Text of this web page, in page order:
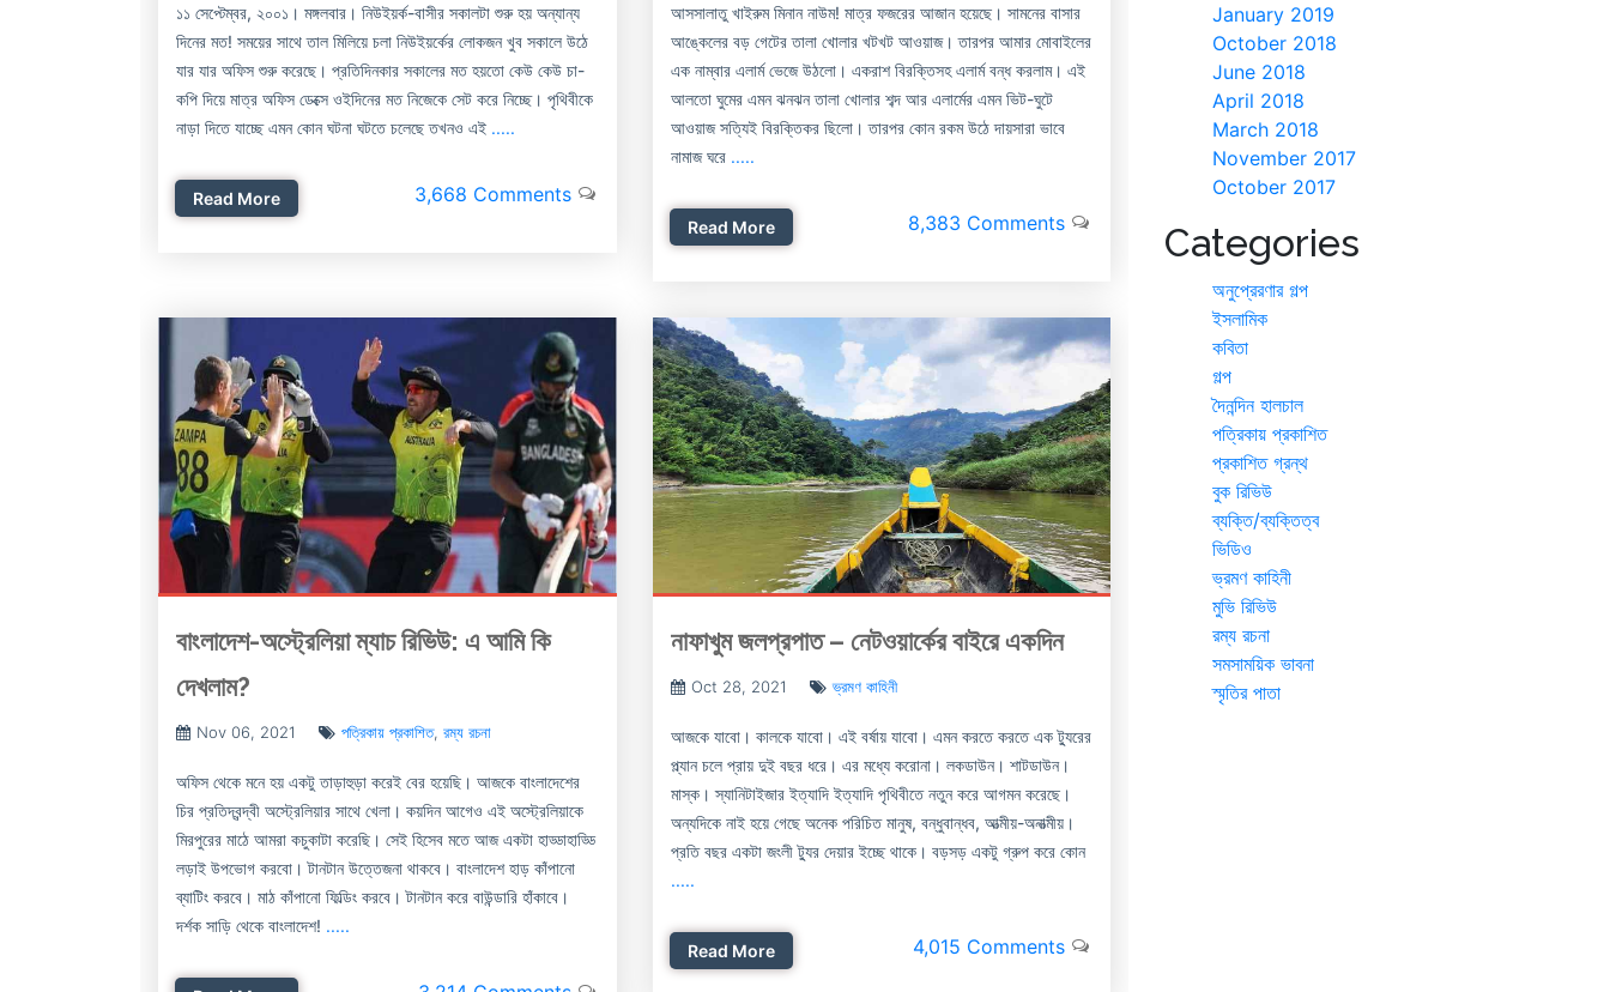
১১ সেপ্টেম্বর, ২০০১। মঙ্গলবার। নিউইয়র্ক-বাসীর সকালটা শুরু হয় অন্যান্য
দিনের মত! সময়ের সাথে তাল মিলিয়ে চলা নিউইয়র্কের লোকজন খুব সকালে উঠে
যার যার অফিস শুরু করেছে। প্রতিদিনকার সকালের মত হয়তো কেউ কেউ চা-
কপি দিয়ে মাত্র অফিস ডেক্সে ওইদিনের মত নিজেকে সেট করে নিচ্ছে। পৃথিবীকে
নাড়া দিতে যাচ্ছে এমন কোন ঘটনা ঘটতে চলেছে তখনও এই .....
Read More 3,668 Comments
আসসালাতু খাইরুম মিনান নাউম! মাত্র ফজরের আজান হয়েছে। সামনের বাসার
আঙ্কেলের বড় গেটের তালা খোলার খটখট আওয়াজ। তারপর আমার মোবাইলের
এক নাম্বার এলার্ম ভেজে উঠলো। একরাশ বিরক্তিসহ এলার্ম বন্ধ করলাম। এই
আলতো ঘুমের এমন ঝনঝন তালা খোলার শব্দ আর এলার্মের এমন ভিট-ঘুটে
আওয়াজ সত্যিই বিরক্তিকর ছিলো। তারপর কোন রকম উঠে দায়সারা ভাবে
নামাজ ঘরে .....
Read More 8,383 Comments
বাংলাদেশ-অস্ট্রেলিয়া ম্যাচ রিভিউ: এ আমি কি
দেখলাম?
Nov 06, 2021 পত্রিকায় প্রকাশিত, রম্য রচনা
অফিস থেকে মনে হয় একটু তাড়াহুড়া করেই বের হয়েছি। আজকে বাংলাদেশের
চির প্রতিদ্বন্দ্বী অস্ট্রেলিয়ার সাথে খেলা। কয়দিন আগেও এই অস্ট্রেলিয়াকে
মিরপুরের মাঠে আমরা কচুকাটা করেছি। সেই হিসেব মতে আজ একটা হাড্ডাহাড্ডি
লড়াই উপভোগ করবো। টানটান উত্তেজনা থাকবে। বাংলাদেশ হাড় কাঁপানো
ব্যাটিং করবে। মাঠ কাঁপানো ফিল্ডিং করবে। টানটান করে বাউন্ডারি হাঁকাবে।
দর্শক সাড়ি থেকে বাংলাদেশ! .....
নাফাখুম জলপ্রপাত – নেটওয়ার্কের বাইরে একদিন
Oct 28, 2021 ভ্রমণ কাহিনী
আজকে যাবো। কালকে যাবো। এই বর্ষায় যাবো। এমন করতে করতে এক ট্যুরের
প্ল্যান চলে প্রায় দুই বছর ধরে। এর মধ্যে করোনা। লকডাউন। শাটডাউন।
মাস্ক। স্যানিটাইজার ইত্যাদি ইত্যাদি পৃথিবীতে নতুন করে আগমন করেছে।
অন্যদিকে নাই হয়ে গেছে অনেক পরিচিত মানুষ, বন্ধুবান্ধব, আত্মীয়-অনাত্মীয়।
প্রতি বছর একটা জংলী ট্যুর দেয়ার ইচ্ছে থাকে। বড়সড় একটু গ্রুপ করে কোন
.....
Read More 4,015 Comments
January 2019
October 2018
June 2018
April 2018
March 2018
November 2017
October 2017
Categories
অনুপ্রেরণার গল্প
ইসলামিক
কবিতা
গল্প
দৈনন্দিন হালচাল
পত্রিকায় প্রকাশিত
প্রকাশিত গ্রন্থ
বুক রিভিউ
ব্যক্তি/ব্যক্তিত্ব
ভিডিও
ভ্রমণ কাহিনী
মুভি রিভিউ
রম্য রচনা
সমসাময়িক ভাবনা
স্মৃতির পাতা